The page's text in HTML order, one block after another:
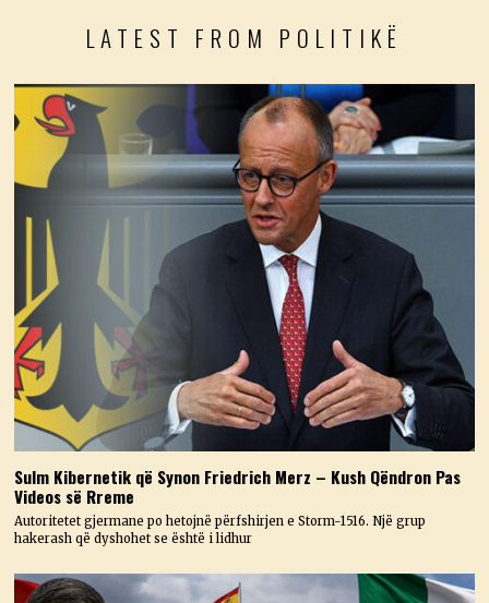
LATEST FROM POLITIKË
Sulm Kibernetik që Synon Friedrich Merz – Kush Qëndron Pas
Videos së Rreme
Autoritetet gjermane po hetojnë përfshirjen e Storm-1516. Një grup
hakerash që dyshohet se është i lidhur